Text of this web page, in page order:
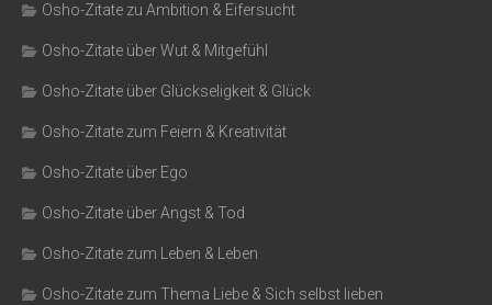
Osho-Zitate zu Ambition & Eifersucht
Osho-Zitate über Wut & Mitgefühl
Osho-Zitate über Glückseligkeit & Glück
Osho-Zitate zum Feiern & Kreativität
Osho-Zitate über Ego
Osho-Zitate über Angst & Tod
Osho-Zitate zum Leben & Leben
Osho-Zitate zum Thema Liebe & Sich selbst lieben